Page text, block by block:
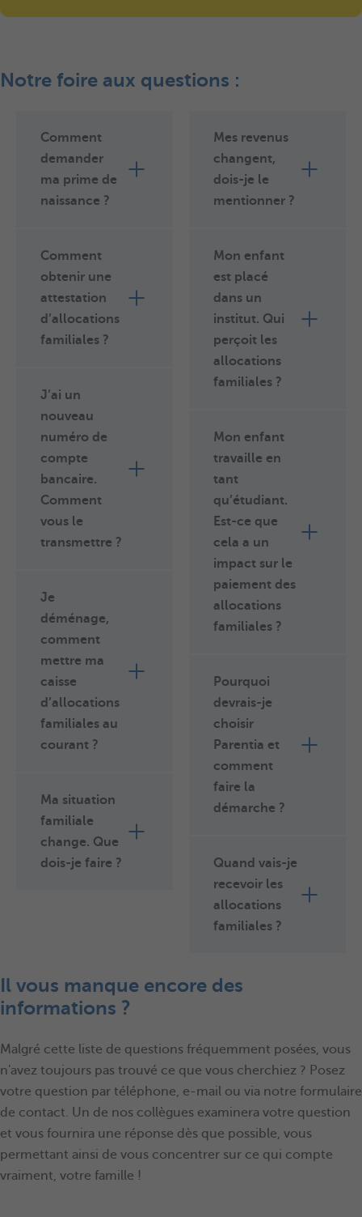
Notre foire aux questions :
Comment
demander
ma prime de
naissance ?
Comment
obtenir une
attestation
d’allocations
familiales ?
J’ai un
nouveau
numéro de
compte
bancaire.
Comment
vous le
transmettre ?
Je
déménage,
comment
mettre ma
caisse
d’allocations
familiales au
courant ?
Ma situation
familiale
change. Que
dois-je faire ?
Mes revenus
changent,
dois-je le
mentionner ?
Mon enfant
est placé
dans un
institut. Qui
perçoit les
allocations
familiales ?
Mon enfant
travaille en
tant
qu’étudiant.
Est-ce que
cela a un
impact sur le
paiement des
allocations
familiales ?
Pourquoi
devrais-je
choisir
Parentia et
comment
faire la
démarche ?
Quand vais-je
recevoir les
allocations
familiales ?
Il vous manque encore des
informations ?
Malgré cette liste de questions fréquemment posées, vous
n'avez toujours pas trouvé ce que vous cherchiez ? Posez
votre question par téléphone, e-mail ou via notre formulaire
de contact. Un de nos collègues examinera votre question
et vous fournira une réponse dès que possible, vous
permettant ainsi de vous concentrer sur ce qui compte
vraiment, votre famille !